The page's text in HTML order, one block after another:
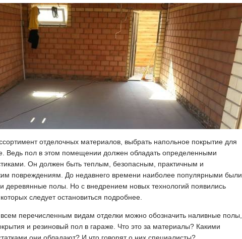
отделочных материалов, выбрать напольное покрытие для
Ведь пол в этом помещении должен обладать определенными
Он должен быть теплым, безопасным, практичным и
повреждениям. До недавнего времени наиболее популярными были
деревянные полы. Но с внедрением новых технологий появились
следует остановиться подробнее.
всем перечисленным видам отделки можно обозначить наливные полы,
и резиновый пол в гараже. Что это за материалы? Какими